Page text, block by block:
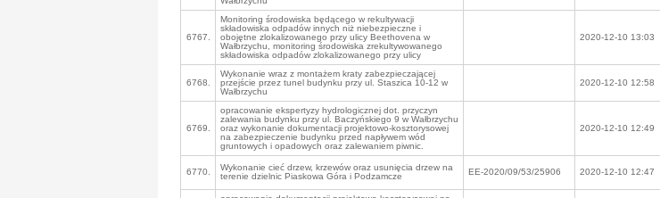
6767.
Monitoring środowiska będącego w rekultywacji
składowiska odpadów innych niż niebezpieczne i
obojętne zlokalizowanego przy ulicy Beethovena w
Wałbrzychu, monitoring środowiska zrekultywowanego
składowiska odpadów zlokalizowanego przy ulicy
2020-12-10 13:03
6768.
Wykonanie wraz z montażem kraty zabezpieczającej
przejście przez tunel budynku przy ul. Staszica 10-12 w
Wałbrzychu
2020-12-10 12:58
6769.
opracowanie ekspertyzy hydrologicznej dot. przyczyn
zalewania budynku przy ul. Baczyńskiego 9 w Wałbrzychu
oraz wykonanie dokumentacji projektowo-kosztorysowej
na zabezpieczenie budynku przed napływem wód
gruntowych i opadowych oraz zalewaniem piwnic.
2020-12-10 12:49
6770.
Wykonanie cieć drzew, krzewów oraz usunięcia drzew na
terenie dzielnic Piaskowa Góra i Podzamcze
EE-2020/09/53/25906 2020-12-10 12:47